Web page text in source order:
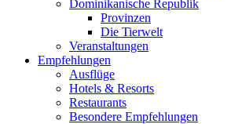
Dominikanische Republik
Provinzen
Die Tierwelt
Veranstaltungen
Empfehlungen
Ausflüge
Hotels & Resorts
Restaurants
Besondere Empfehlungen